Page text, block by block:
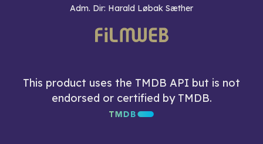
Adm. Dir: Harald Løbak Sæther
This product uses the TMDB API but is not
endorsed or certified by TMDB.